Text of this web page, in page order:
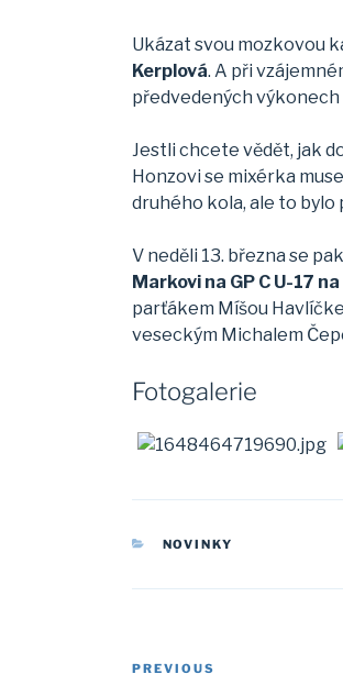
Ukázat svou mozkovou
Kerplová. A při
předvedených
Jestli chcete vědět, jak
Honzovi se mixérka
druhého kola, ale to
V neděli 13. března se
Markovi na GP C U-17
parťákem Míšou
veseckým Michalem
Fotogalerie
CATEGORIES
NOVINKY
Post
Previous
PREVIOUS